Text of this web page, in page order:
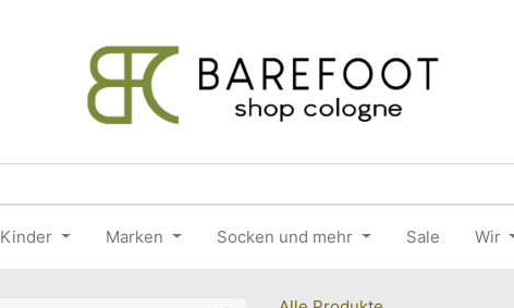
Kinder Marken Socken und mehr Sale Wir